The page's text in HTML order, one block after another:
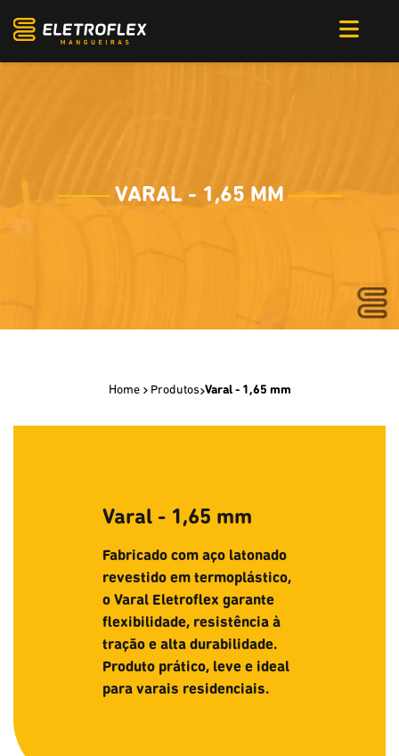
VARAL - 1,65 MM
Home Produtos Varal - 1,65 mm
Varal - 1,65 mm
Fabricado com aço latonado
revestido em termoplástico,
o Varal Eletroflex garante
flexibilidade, resistência à
tração e alta durabilidade.
Produto prático, leve e ideal
para varais residenciais.